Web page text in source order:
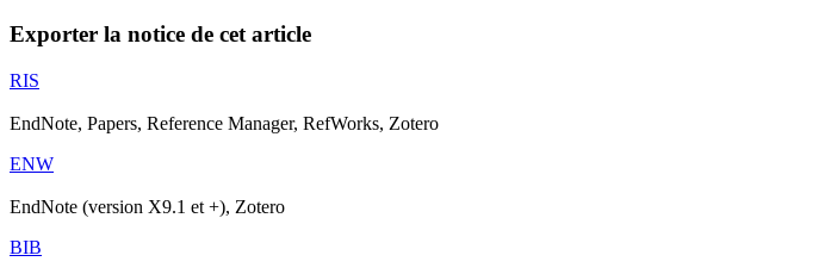
Exporter la notice de cet article
RIS
EndNote, Papers, Reference Manager, RefWorks, Zotero
ENW
EndNote (version X9.1 et +), Zotero
BIB